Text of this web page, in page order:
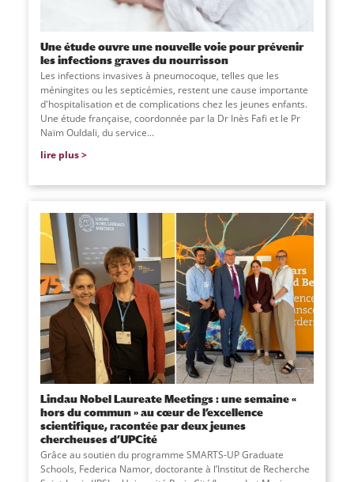
Une étude ouvre une nouvelle voie pour prévenir
les infections graves du nourrisson
Les infections invasives à pneumocoque, telles que les
méningites ou les septicémies, restent une cause importante
d'hospitalisation et de complications chez les jeunes enfants.
Une étude française, coordonnée par la Dr Inès Fafi et le Pr
Naïm Ouldali, du service...
lire plus
Lindau Nobel Laureate Meetings : une semaine «
hors du commun » au cœur de l’excellence
scientifique, racontée par deux jeunes
chercheuses d’UPCité
Grâce au soutien du programme SMARTS-UP Graduate
Schools, Federica Namor, doctorante à l’Institut de Recherche